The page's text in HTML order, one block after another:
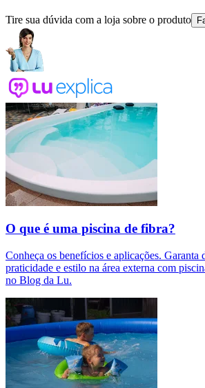
Tire sua dúvida com a loja sobre o produto
O que é uma piscina de fibra?
Conheça os benefícios e aplicações. Garanta
praticidade e estilo na área externa com
no Blog da Lu.